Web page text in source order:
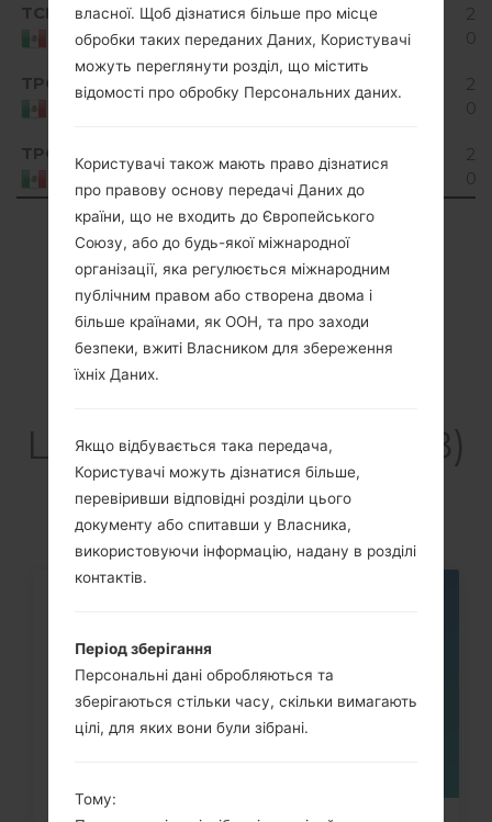
TCL
Mexico
D320f810a_04.kdz
Unknown
MiB
TPO
D320f810a_05.kdz
Android
4.4.x
913.99
TPO
Mexico
D320f810a_04.kdz
Unknown
Showing 1 to 6 of 6 entries
Previous 1 Next
LGD320F8(LGD320F8)
akaLG L70
власної. Щоб дізнатися більше про місце
обробки таких переданих Даних, Користувачі
можуть переглянути розділ, що містить
відомості про обробку Персональних даних.
Користувачі також мають право дізнатися
про правову основу передачі Даних до
країни, що не входить до Європейського
Союзу, або до будь-якої міжнародної
організації, яка регулюється міжнародним
публічним правом або створена двома і
більше країнами, як ООН, та про заходи
безпеки, вжиті Власником для збереження
їхніх Даних.
Якщо відбувається така передача,
Користувачі можуть дізнатися більше,
перевіривши відповідні розділи цього
документу або спитавши у Власника,
використовуючи інформацію, надану в розділі
контактів.
Період зберігання
Персональні дані обробляються та
зберігаються стільки часу, скільки вимагають
цілі, для яких вони були зібрані.
Тому: